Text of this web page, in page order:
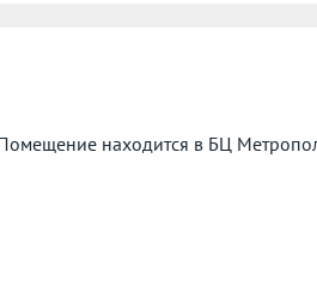
находится в БЦ